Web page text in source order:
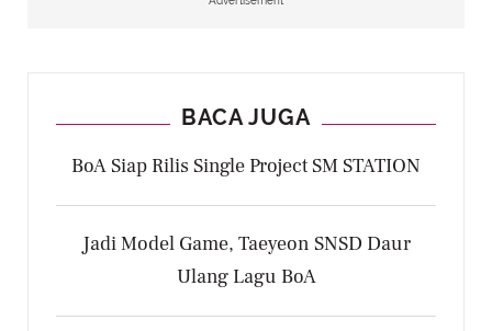
BACA JUGA
BoA Siap Rilis Single Project SM STATION
Jadi Model Game, Taeyeon SNSD Daur
Ulang Lagu BoA